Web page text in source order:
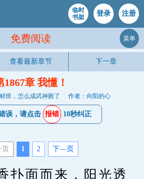
临时
书架
登录 注册
免费阅读 菜单
查看最新章节 下一章
1867章 我懂！
班，怎么成武神殿了 作者：向阳的心
误，请点击 报错 10秒纠正
页 1 2 下—页
面而来，阳光透